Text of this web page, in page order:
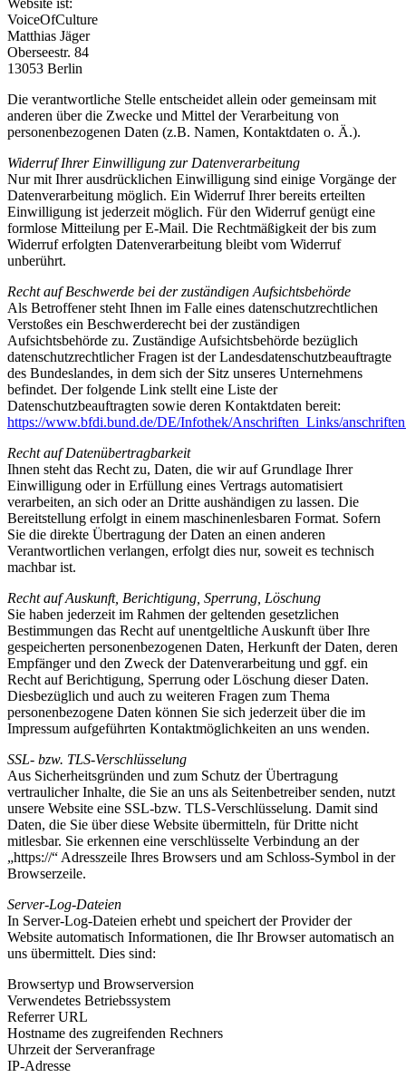
VoiceOfCulture
Matthias Jäger
Oberseestr. 84
13053 Berlin
Die verantwortliche Stelle entscheidet allein oder gemeinsam mit
anderen über die Zwecke und Mittel der Verarbeitung von
personenbezogenen Daten (z.B. Namen, Kontaktdaten o. Ä.).
Widerruf Ihrer Einwilligung zur Datenverarbeitung
Nur mit Ihrer ausdrücklichen Einwilligung sind einige Vorgänge der
Datenverarbeitung möglich. Ein Widerruf Ihrer bereits erteilten
Einwilligung ist jederzeit möglich. Für den Widerruf genügt eine
formlose Mitteilung per E-Mail. Die Rechtmäßigkeit der bis zum
Widerruf erfolgten Datenverarbeitung bleibt vom Widerruf
unberührt.
Recht auf Beschwerde bei der zuständigen Aufsichtsbehörde
Als Betroffener steht Ihnen im Falle eines datenschutzrechtlichen
Verstoßes ein Beschwerderecht bei der zuständigen
Aufsichtsbehörde zu. Zuständige Aufsichtsbehörde bezüglich
datenschutzrechtlicher Fragen ist der Landesdatenschutzbeauftragte
des Bundeslandes, in dem sich der Sitz unseres Unternehmens
befindet. Der folgende Link stellt eine Liste der
Datenschutzbeauftragten sowie deren Kontaktdaten bereit:
https://www.bfdi.bund.de/DE/Infothek/Anschriften_Links/
Recht auf Datenübertragbarkeit
Ihnen steht das Recht zu, Daten, die wir auf Grundlage Ihrer
Einwilligung oder in Erfüllung eines Vertrags automatisiert
verarbeiten, an sich oder an Dritte aushändigen zu lassen. Die
Bereitstellung erfolgt in einem maschinenlesbaren Format. Sofern
Sie die direkte Übertragung der Daten an einen anderen
Verantwortlichen verlangen, erfolgt dies nur, soweit es technisch
machbar ist.
Recht auf Auskunft, Berichtigung, Sperrung, Löschung
Sie haben jederzeit im Rahmen der geltenden gesetzlichen
Bestimmungen das Recht auf unentgeltliche Auskunft über Ihre
gespeicherten personenbezogenen Daten, Herkunft der Daten, deren
Empfänger und den Zweck der Datenverarbeitung und ggf. ein
Recht auf Berichtigung, Sperrung oder Löschung dieser Daten.
Diesbezüglich und auch zu weiteren Fragen zum Thema
personenbezogene Daten können Sie sich jederzeit über die im
Impressum aufgeführten Kontaktmöglichkeiten an uns wenden.
SSL- bzw. TLS-Verschlüsselung
Aus Sicherheitsgründen und zum Schutz der Übertragung
vertraulicher Inhalte, die Sie an uns als Seitenbetreiber senden, nutzt
unsere Website eine SSL-bzw. TLS-Verschlüsselung. Damit sind
Daten, die Sie über diese Website übermitteln, für Dritte nicht
mitlesbar. Sie erkennen eine verschlüsselte Verbindung an der
„https://“ Adresszeile Ihres Browsers und am Schloss-Symbol in der
Browserzeile.
Server-Log-Dateien
In Server-Log-Dateien erhebt und speichert der Provider der
Website automatisch Informationen, die Ihr Browser automatisch an
uns übermittelt. Dies sind:
Browsertyp und Browserversion
Verwendetes Betriebssystem
Referrer URL
Hostname des zugreifenden Rechners
Uhrzeit der Serveranfrage
IP-Adresse